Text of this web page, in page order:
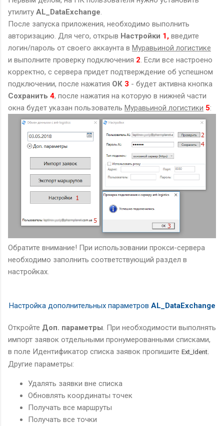
утилиту AL_DataExchange.
После запуска приложения, необходимо выполнить
авторизацию. Для чего, открыв Настройки 1, введите
логин/пароль от своего аккаунта в Муравьиной логистике
и выполните проверку подключения 2. Если все настроено
корректно, с сервера придет подтверждение об успешном
подключении, после нажатия ОК 3 - будет активна кнопка
Сохранить 4, после нажатия на которую в нижней части
окна будет указан пользователь Муравьиной логистики 5:
Обратите внимание! При использовании прокси-сервера
необходимо заполнить соответствующий раздел в
настройках.
Настройка дополнительных параметров AL_DataExchange
Откройте Доп. параметры. При необходимости выполнять
импорт заявок отдельными пронумерованными списками,
в поле Идентификатор списка заявок пропишите Ext_Ident.
Другие параметры:
Удалять заявки вне списка
Обновлять координаты точек
Получать все маршруты
Получать все точки